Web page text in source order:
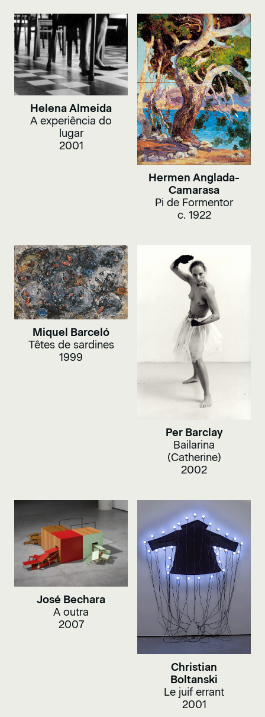
Helena Almeida
A experiência do
lugar
2001
Hermen Anglada-
Camarasa
Pi de Formentor
c. 1922
Miquel Barceló
Têtes de sardines
1999
Per Barclay
Bailarina
(Catherine)
2002
José Bechara
A outra
2007
Christian
Boltanski
Le juif errant
2001